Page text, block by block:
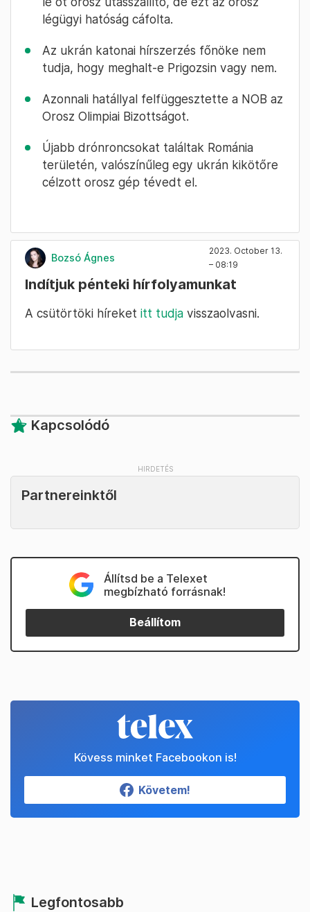
légügyi hatóság cáfolta.
Az ukrán katonai hírszerzés főnöke nem
tudja, hogy meghalt-e Prigozsin vagy nem.
Azonnali hatállyal felfüggesztette a NOB az
Orosz Olimpiai Bizottságot.
Újabb drónroncsokat találtak Románia
területén, valószínűleg egy ukrán kikötőre
célzott orosz gép tévedt el.
Bozsó Ágnes
2023. October 13.
– 08:19
Indítjuk pénteki hírfolyamunkat
A csütörtöki híreket itt tudja visszaolvasni.
Kapcsolódó
Partnereinktől
Állítsd be a Telexet
megbízható forrásnak!
Beállítom
Kövess minket Facebookon is!
Követem!
Legfontosabb